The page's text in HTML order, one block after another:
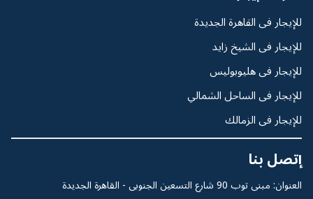
للإيجار فى القاهرة الجديدة
للإيجار فى الشيخ زايد
للإيجار فى هليوبوليس
للإيجار فى الساحل الشمالي
للإيجار فى الزمالك
إتصل بنا
العنوان: مبنى توب 90 شارع التسعين الجنوبى - القاهرة الجديدة